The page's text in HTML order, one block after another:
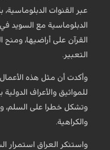
عبر القنوات
الدبلوماسية مع السويد
القرآن على أراضيها،
التعبير.
وأكدت أن مثل هذه الأعمال
للمواثيق والأعراف الدولية
وتشكل خطرا على السلم،
والكراهية.
واستنكر العراق استمرار